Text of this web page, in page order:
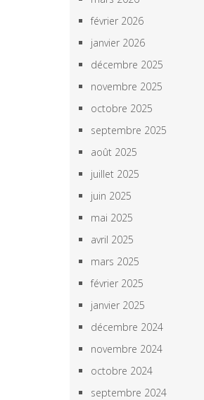
février 2026
janvier 2026
décembre 2025
novembre 2025
octobre 2025
septembre 2025
août 2025
juillet 2025
juin 2025
mai 2025
avril 2025
mars 2025
février 2025
janvier 2025
décembre 2024
novembre 2024
octobre 2024
septembre 2024